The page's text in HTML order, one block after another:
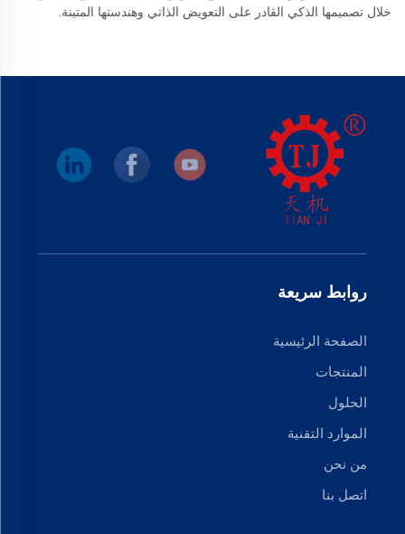
خلال تصميمها الذكي القادر على التعويض الذاتي وهندستها المتينة.
روابط سريعة
الصفحة الرئيسية
المنتجات
الحلول
الموارد التقنية
من نحن
اتصل بنا